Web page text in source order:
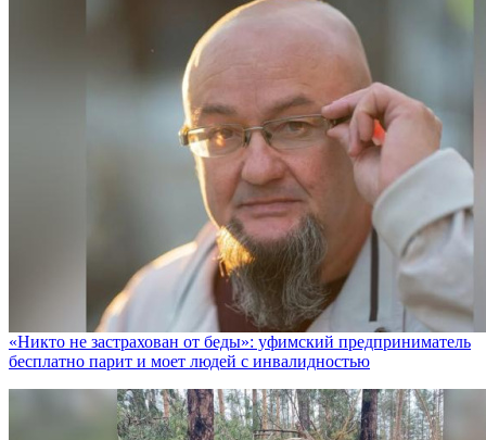
«Никто не заcтрахован от беды»: уфимский предприниматель
бесплатно парит и моет людей с инвалидностью